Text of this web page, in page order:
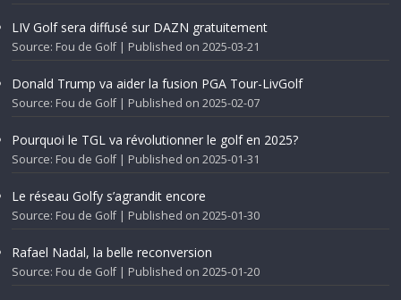
LIV Golf sera diffusé sur DAZN gratuitement
Source: Fou de Golf Published on 2025-03-21
Donald Trump va aider la fusion PGA Tour-LivGolf
Source: Fou de Golf Published on 2025-02-07
Pourquoi le TGL va révolutionner le golf en 2025?
Source: Fou de Golf Published on 2025-01-31
Le réseau Golfy s’agrandit encore
Source: Fou de Golf Published on 2025-01-30
Rafael Nadal, la belle reconversion
Source: Fou de Golf Published on 2025-01-20